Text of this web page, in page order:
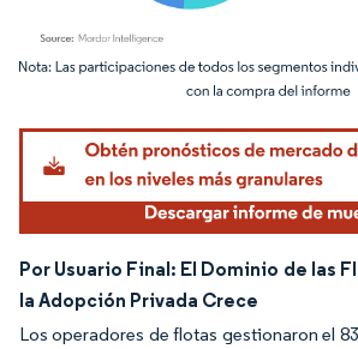
Imagen © Mordor Intelligence. El uso requiere
Por Usuario Final: El Dominio de las
la Adopción Privada Crece
Los operadores de flotas gestionaron el